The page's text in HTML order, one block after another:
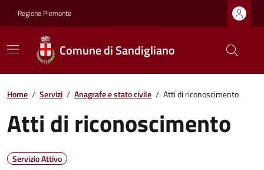
Regione Piemonte
Comune di Sandigliano
Home / Servizi / Anagrafe e stato civile / Atti di riconoscimento
Atti di riconoscimento
Servizio Attivo